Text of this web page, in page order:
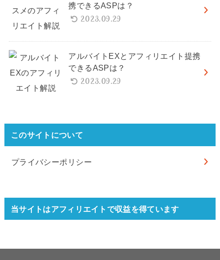
携できるASPは？
2023.09.29
アルバイトEXとアフィリエイト提携
できるASPは？
2023.09.29
このサイトについて
プライバシーポリシー
当サイトはアフィリエイトで収益を得ています